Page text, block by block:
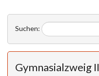
Suchen:
Gymnasialzweig II